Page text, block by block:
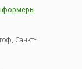
Санкт-